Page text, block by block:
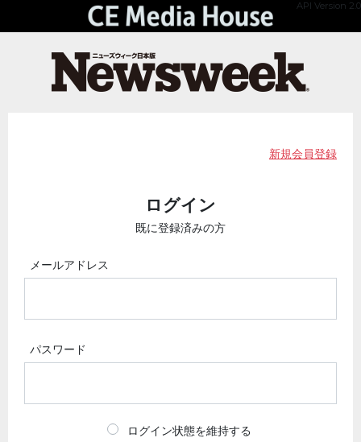
API Version 2.0
新規会員登録
ログイン
既に登録済みの方
メールアドレス
パスワード
ログイン状態を維持する